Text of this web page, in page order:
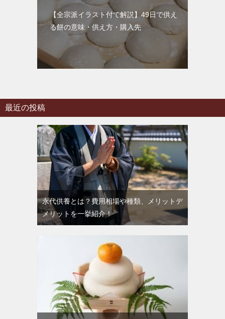
【全宗派イラスト付で解説】49日で供え
る餅の意味・供え方・購入先
最近の投稿
永代供養とは？費用相場や種類、メリットデ
メリットを一挙紹介！